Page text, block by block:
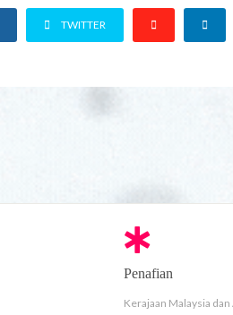
TWITTER
Penafian
Kerajaan Malaysia